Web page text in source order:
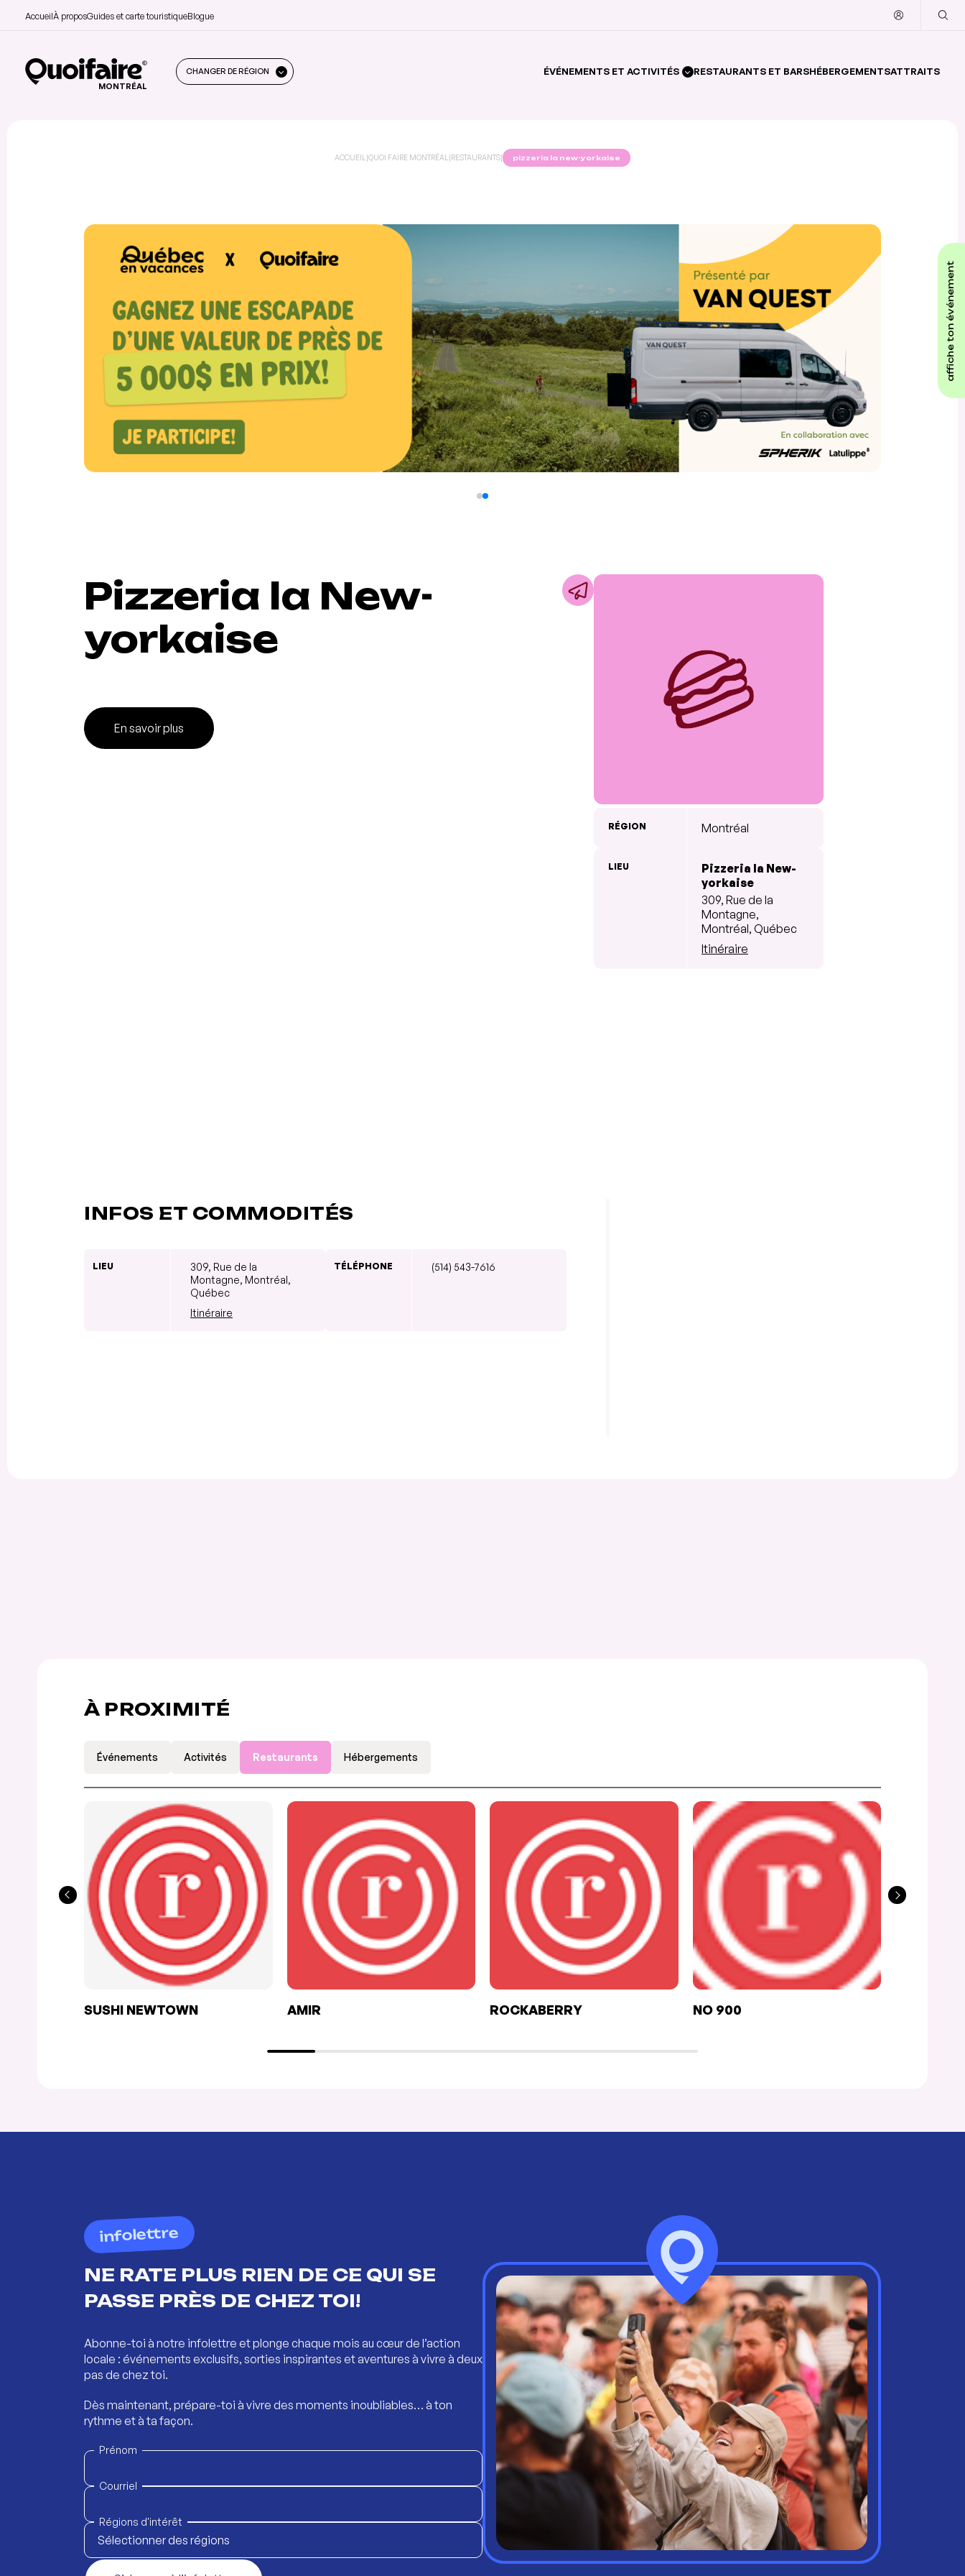
AccueilÀ proposGuides et carte touristiqueBlogue
MONTRÉAL
CHANGER DE RÉGION ÉVÉNEMENTS ET ACTIVITÉS RESTAURANTS ET BARSHÉBERGEMENTSATTRAITS
affiche ton événement
ACCUEIL |QUOI FAIRE MONTRÉAL |RESTAURANTS| pizzeria la new-yorkaise
Pizzeria la New-
yorkaise
En savoir plus
RÉGION Montréal
LIEU
Pizzeria la New-
yorkaise
309, Rue de la
Montagne,
Montréal, Québec
Itinéraire
INFOS ET COMMODITÉS
LIEU
309, Rue de la
Montagne, Montréal,
Québec
Itinéraire
TÉLÉPHONE (514) 543-7616
À PROXIMITÉ
Événements Activités Restaurants Hébergements
SUSHI NEWTOWN AMIR ROCKABERRY NO 900
infolettre
NE RATE PLUS RIEN DE CE QUI SE
PASSE PRÈS DE CHEZ TOI!
Abonne-toi à notre infolettre et plonge chaque mois au cœur de l’action
locale : événements exclusifs, sorties inspirantes et aventures à vivre à deux
pas de chez toi.
Dès maintenant, prépare-toi à vivre des moments inoubliables… à ton
rythme et à ta façon.
Prénom
Courriel
Régions d'intérêt
Sélectionner des régions